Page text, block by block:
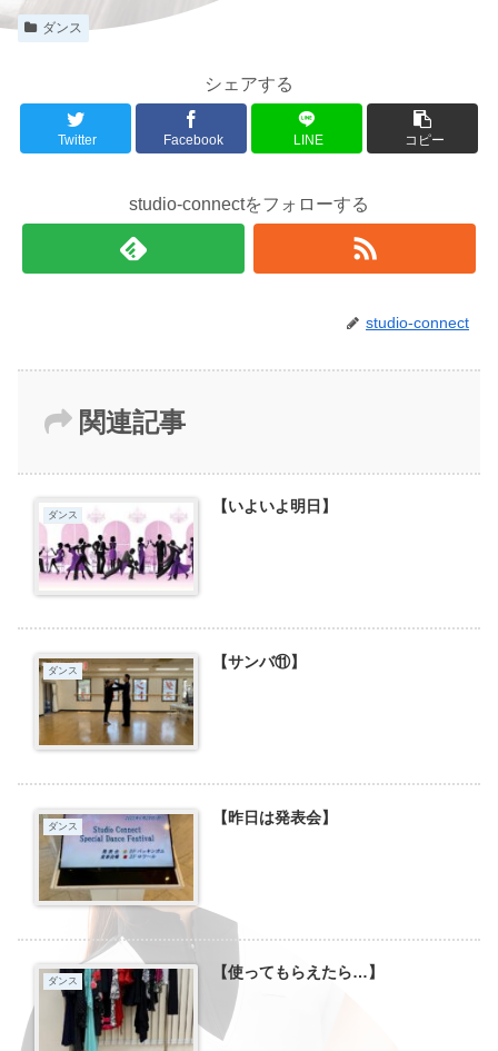
ダンス
シェアする
Twitter Facebook LINE コピー
studio-connectをフォローする
studio-connect
関連記事
ダンス 【いよいよ明日】
ダンス 【サンバ⑪】
ダンス 【昨日は発表会】
ダンス 【使ってもらえたら…】